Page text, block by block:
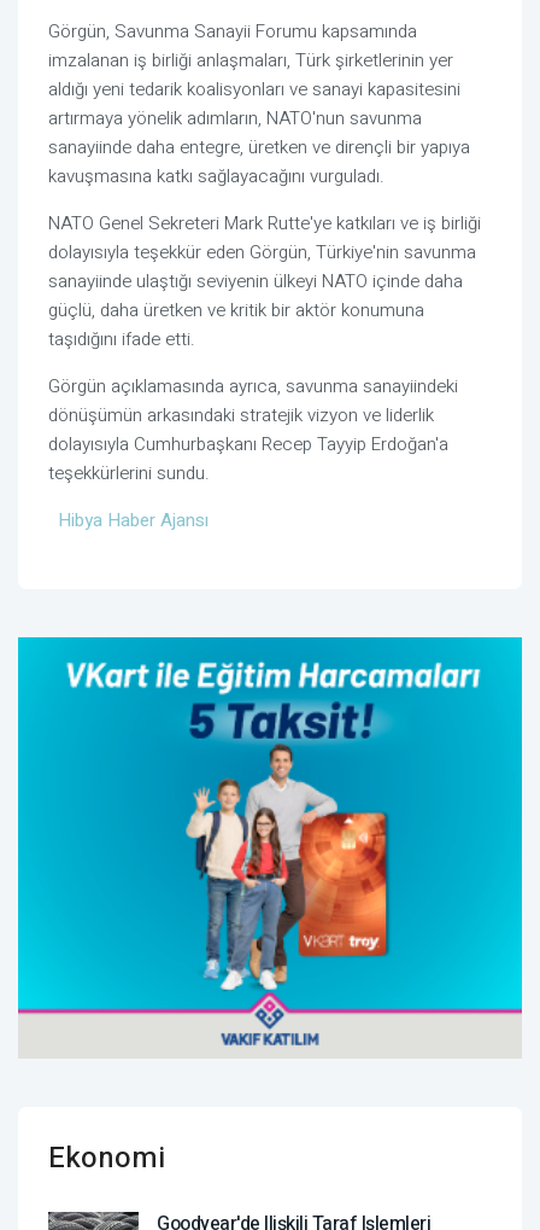
Görgün, Savunma Sanayii Forumu kapsamında
imzalanan iş birliği anlaşmaları, Türk şirketlerinin yer
aldığı yeni tedarik koalisyonları ve sanayi kapasitesini
artırmaya yönelik adımların, NATO'nun savunma
sanayiinde daha entegre, üretken ve dirençli bir yapıya
kavuşmasına katkı sağlayacağını vurguladı.
NATO Genel Sekreteri Mark Rutte'ye katkıları ve iş birliği
dolayısıyla teşekkür eden Görgün, Türkiye'nin savunma
sanayiinde ulaştığı seviyenin ülkeyi NATO içinde daha
güçlü, daha üretken ve kritik bir aktör konumuna
taşıdığını ifade etti.
Görgün açıklamasında ayrıca, savunma sanayiindeki
dönüşümün arkasındaki stratejik vizyon ve liderlik
dolayısıyla Cumhurbaşkanı Recep Tayyip Erdoğan'a
teşekkürlerini sundu.
Hibya Haber Ajansı
Ekonomi
Goodyear'de Ilişkili Taraf Işlemleri